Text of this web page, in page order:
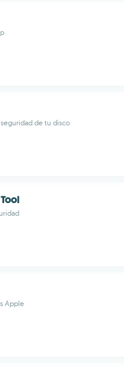
de tu disco
Apple